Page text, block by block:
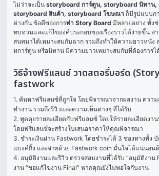
ไม่ว่าจะเป็น storyboard การ์ตูน, storyboard นิทาน,
storyboard สินค้า, storyboard โฆษณา ก็มีรูปแบบก
ต่างกัน ข้อดีของการทำ Story Board มีหลายอย่าง ทั้งช่
ทบทวนและแก้ไของค์ประกอบของเรื่องราวได้ง่ายขึ้น
สนทนาได้เหมาะสมกับฉาก รวมถึงทำให้ความยาวหนัง
หการ์ตูน หรือนิทาน มีความยาวเหมาะสมกับที่ต้องการไ
วิธีจ้างฟรีแลนซ์ วาดสตอรี่บอร์ด
fastwork
1. ค้นหาฟรีแลนซ์ที่ถูกใจ โดยพิจารณาจากผลงาน ควา
ทำงาน รวมถึงรีวิวและความเห็นต่างๆ ที่ได้รับ
2. พูดคุยรายละเอียดกับฟรีแลนซ์ โดยให้รายละเอียดง
โดยฟรีแลนซ์จะสร้างใบเสนอราคาให้คุณพิจารณา
3. ชำระเงินผ่าน Fastwork โดยชำระได้ 3 ช่องทางทั้ง
แบงค์กิ้ง และจ่ายด้วย Fastwork coin มั่นใจได้แน่นอนด้
4. อนุมัติงานและรีวิว ตรวจสอบงานที่ได้รับ “อนุมัติงาน
งาน “ขอแก้ไขงาน Final” หากคุณยังไม่พอใจกับงาน